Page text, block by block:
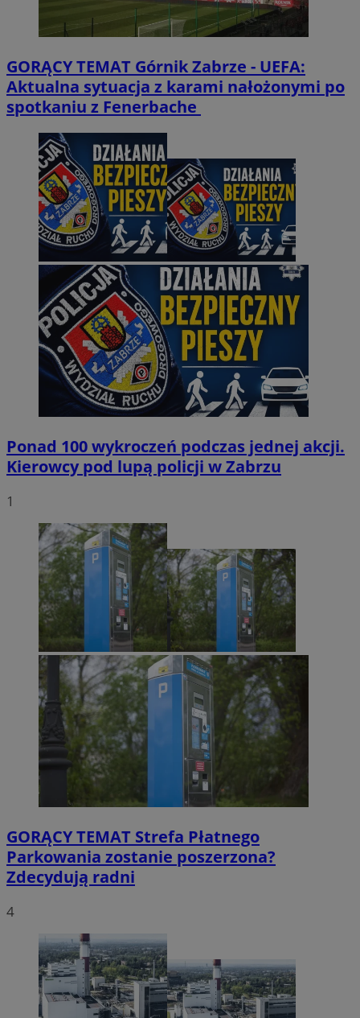
GORĄCY TEMAT Górnik Zabrze - UEFA:
Aktualna sytuacja z karami nałożonymi po
spotkaniu z Fenerbache
Ponad 100 wykroczeń podczas jednej akcji.
Kierowcy pod lupą policji w Zabrzu
1
GORĄCY TEMAT Strefa Płatnego
Parkowania zostanie poszerzona?
Zdecydują radni
4